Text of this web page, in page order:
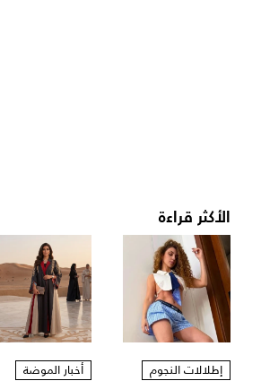
الأكثر قراءة
إطلالات النجوم أخبار الموضة